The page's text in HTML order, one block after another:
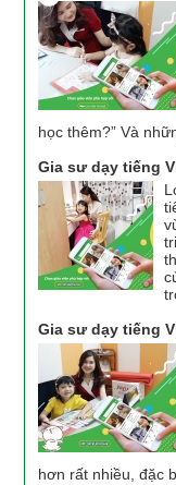
học thêm?” Và
Gia sư dạy tiếng
Gia sư dạy tiếng
hơn rất nhiều, đặc b